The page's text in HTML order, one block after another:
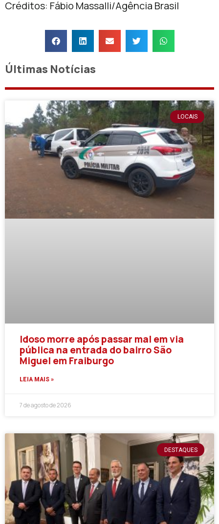
Créditos: Fábio Massalli/Agência Brasil
Últimas Notícias
LOCAIS
Idoso morre após passar mal em via
pública na entrada do bairro São
Miguel em Fraiburgo
LEIA MAIS »
7 de agosto de 2026
DESTAQUES